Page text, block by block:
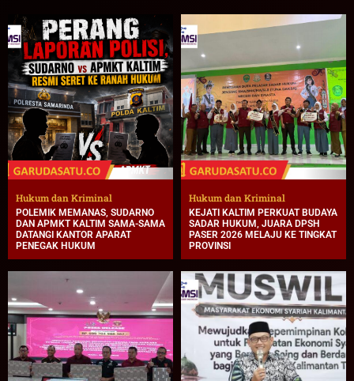
Hukum dan Kriminal
POLEMIK MEMANAS, SUDARNO
DAN APMKT KALTIM SAMA-SAMA
DATANGI KANTOR APARAT
PENEGAK HUKUM
Hukum dan Kriminal
KEJATI KALTIM PERKUAT BUDAYA
SADAR HUKUM, JUARA DPSH
PASER 2026 MELAJU KE TINGKAT
PROVINSI